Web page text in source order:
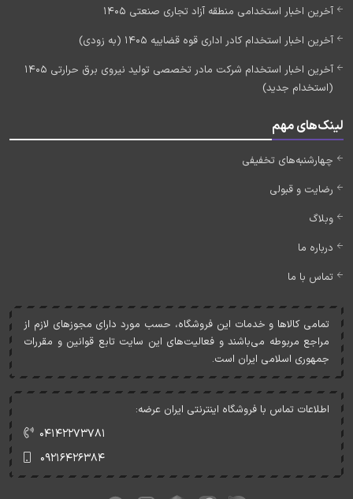
آخرین اخبار استخدامی منطقه آزاد تجاری صنعتی 1405
آخرین اخبار استخدام کادر اداری قوه قضاییه 1405 (به زودی)
آخرین اخبار استخدام شرکت مادر تخصصی تولید نیروی برق حرارتی 1405
(استخدام جدید)
لینک‌های مهم
چهارشنبه‌های تخفیفی
رضایت و قبولی
وبلاگ
درباره ما
تماس با ما
تمامی کالاها و خدمات اين فروشگاه، حسب مورد دارای مجوزهای لازم از
مراجع مربوطه می‌باشند و فعاليت‌های اين سايت تابع قوانين و مقررات
جمهوری اسلامی ايران است.
اطلاعات تماس با فروشگاه اینترنتی ایران عرضه:
۰۴۱۴۲۲۷۳۷۸۱
۰۹۲۱۶۴۲۶۳۸۴